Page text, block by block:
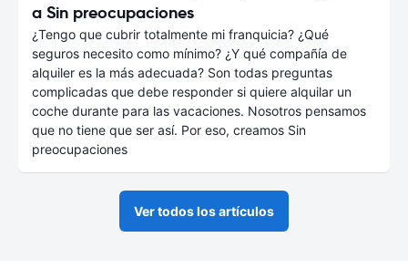
a Sin preocupaciones
¿Tengo que cubrir totalmente mi franquicia? ¿Qué
seguros necesito como mínimo? ¿Y qué compañía de
alquiler es la más adecuada? Son todas preguntas
complicadas que debe responder si quiere alquilar un
coche durante para las vacaciones. Nosotros pensamos
que no tiene que ser así. Por eso, creamos Sin
preocupaciones
Ver todos los artículos